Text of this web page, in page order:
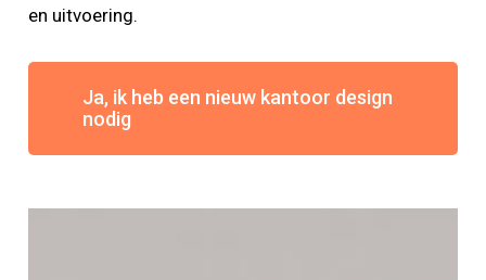
en uitvoering.
Ja, ik heb een nieuw kantoor design
nodig